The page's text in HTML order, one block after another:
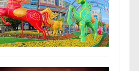
Shorts video
Podcast
EMagazine
Photo